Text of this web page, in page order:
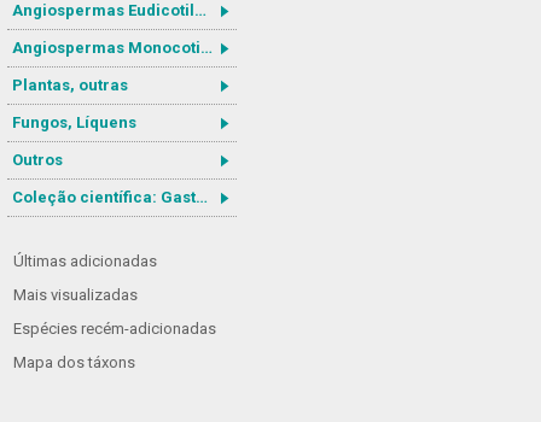
Angiospermas Eudicotiledôneas
Angiospermas Monocotiledôneas
Plantas, outras
Fungos, Líquens
Outros
Coleção científica: Gastrotricha
Últimas adicionadas
Mais visualizadas
Espécies recém-adicionadas
Mapa dos táxons